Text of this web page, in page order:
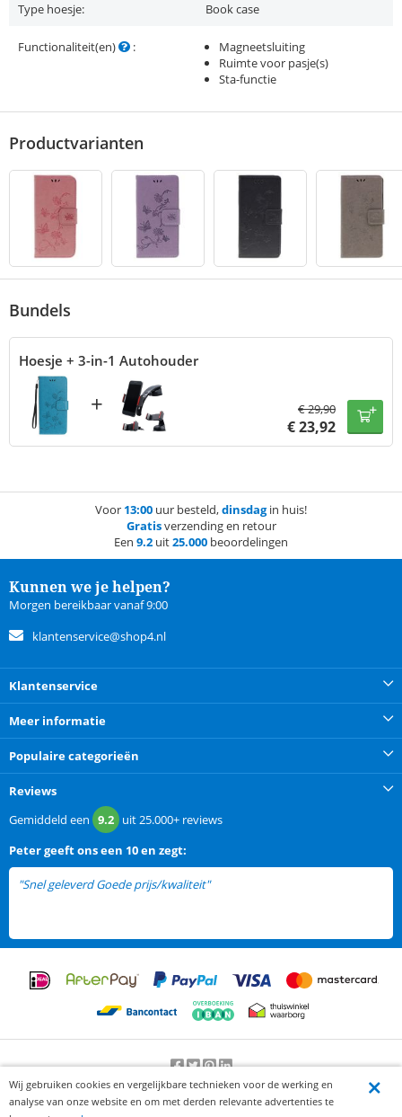
Type hoesje: Book case
Functionaliteit(en) :
Magneetsluiting
Ruimte voor pasje(s)
Sta-functie
Productvarianten
Bundels
Hoesje + 3-in-1 Autohouder
+ €29,90
€23,92
Voor 13:00 uur besteld,dinsdagin huis!
Gratisverzending en retour
Een 9.2 uit25.000 beoordelingen
Kunnen we je helpen?
Morgen bereikbaar vanaf 9:00
klantenservice@shop4.nl
Klantenservice
Meer informatie
Populaire categorieën
Reviews
Gemiddeld een 9.2 uit25.000+ reviews
Petergeeft ons een 10 en zegt:
"Snel geleverd Goede prijs/kwaliteit"
Beoordeling door klanten:9.2/10-25000beoordelingen
Wij gebruiken cookies en vergelijkbare technieken voor de werking en
analyse van onze website en om met derden relevante advertenties te